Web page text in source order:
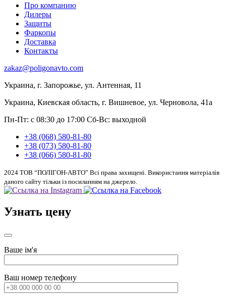
Про компанию
Дилеры
Защиты
Фаркопы
Доставка
Контакты
zakaz@poligonavto.com
Украина, г. Запорожье, ул. Антенная, 11
Украина, Киевская область, г. Вишневое, ул. Черновола, 41а
Пн-Пт: с 08:30 до 17:00 Сб-Вс: выходной
+38 (068) 580-81-80
+38 (073) 580-81-80
+38 (066) 580-81-80
2024 ТОВ “ПОЛІГОН-АВТО” Всі права захищені. Використання матеріалів
даного сайту тільки із посиланням на джерело.
Узнать цену
Ваше ім'я
Ваш номер телефону